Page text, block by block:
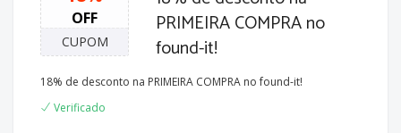
OFF
CUPOM
PRIMEIRA COMPRA no
found-it!
18% de desconto na PRIMEIRA COMPRA no found-it!
Verificado